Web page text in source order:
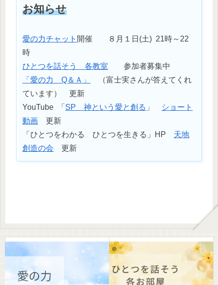
お知らせ
愛の力チャット 開催 ８月１日(土) 21時～22
時
ひとつを話そう 各教室 参加者募集中
「愛の力 Q＆Ａ」
（富士実さんが答えてくれ
ています） 更新
YouTube 「 SP 神という愛と創る 」
ショート
動画 更新
「ひとつをわかる ひとつを生きる」HP 天地
創造の会 更新